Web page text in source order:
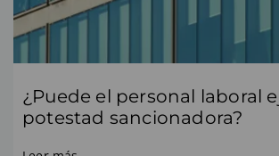
¿Puede el personal laboral
potestad sancionadora?